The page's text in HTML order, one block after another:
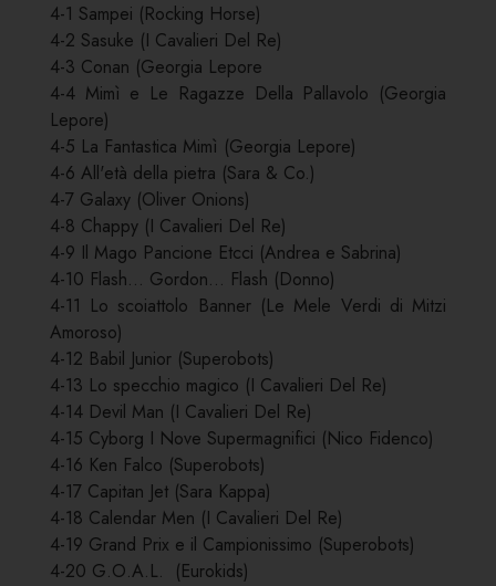
4-1 Sampei (Rocking Horse)
4-2 Sasuke (I Cavalieri Del Re)
4-3 Conan (Georgia Lepore
4-4 Mimì e Le Ragazze Della Pallavolo (Georgia
Lepore)
4-5 La Fantastica Mimì (Georgia Lepore)
4-6 All'età della pietra (Sara & Co.)
4-7 Galaxy (Oliver Onions)
4-8 Chappy (I Cavalieri Del Re)
4-9 Il Mago Pancione Etcci (Andrea e Sabrina)
4-10 Flash... Gordon... Flash (Donno)
4-11 Lo scoiattolo Banner (Le Mele Verdi di Mitzi
Amoroso)
4-12 Babil Junior (Superobots)
4-13 Lo specchio magico (I Cavalieri Del Re)
4-14 Devil Man (I Cavalieri Del Re)
4-15 Cyborg I Nove Supermagnifici (Nico Fidenco)
4-16 Ken Falco (Superobots)
4-17 Capitan Jet (Sara Kappa)
4-18 Calendar Men (I Cavalieri Del Re)
4-19 Grand Prix e il Campionissimo (Superobots)
4-20 G.O.A.L. (Eurokids)